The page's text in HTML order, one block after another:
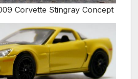
Corvette Stingray Concept